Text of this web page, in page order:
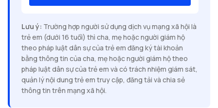
Lưu ý: Trường hợp người sử dụng dịch vụ mạng xã hội là
trẻ em (dưới 16 tuổi) thì cha, mẹ hoặc người giám hộ
theo pháp luật dân sự của trẻ em đăng ký tài khoản
bằng thông tin của cha, mẹ hoặc người giám hộ theo
pháp luật dân sự của trẻ em và có trách nhiệm giám sát,
quản lý nội dung trẻ em truy cập, đăng tải và chia sẻ
thông tin trên mạng xã hội.